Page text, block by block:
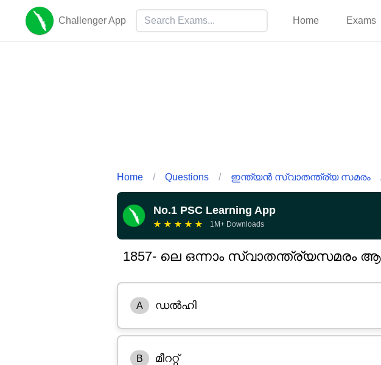
Challenger App Home Exams
Home / Questions / ഇന്ത്യൻ സ്വാതന്ത്ര്യ സമരം
No.1 PSC Learning App
★ ★ ★ ★ ★ 1M+ Downloads
1857- ലെ ഒന്നാം സ്വാതന്ത്ര്യസമരം
A ഡൽഹി
B മീററ്റ്